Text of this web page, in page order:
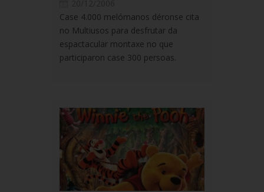
Case 4.000 melómanos déronse cita
no Multiusos para desfrutar da
espactacular montaxe no que
participaron case 300 persoas.